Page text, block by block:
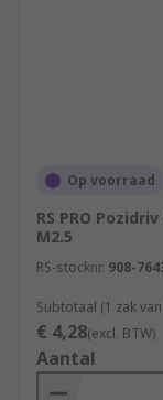
Op voorraad
RS PRO
M2.5
RS-stocknr. 908-
Subtotaal (1 zak
€ 4,28(excl. BTW)
Aantal